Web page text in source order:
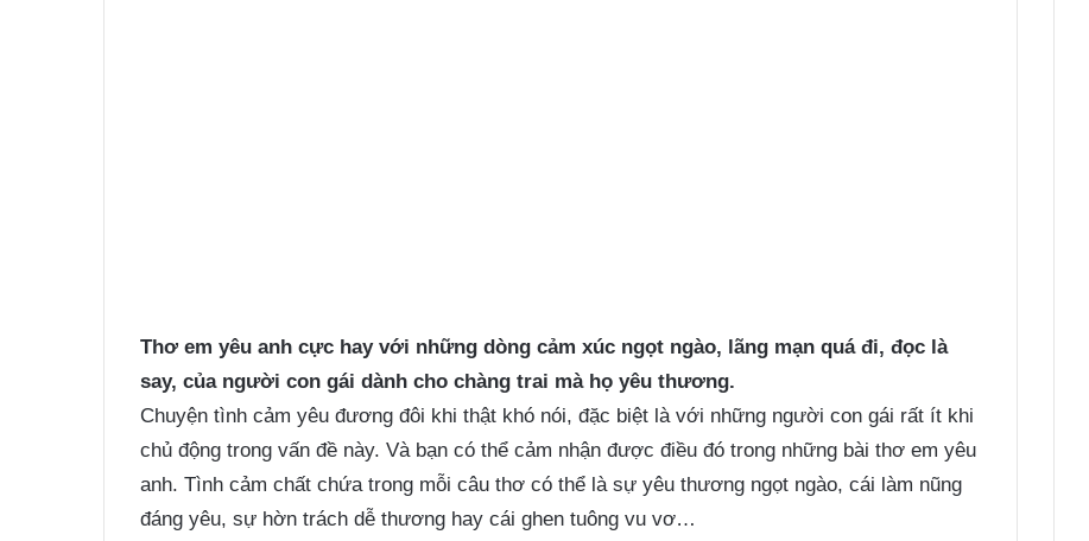
Thơ em yêu anh cực hay với những dòng cảm xúc ngọt ngào, lãng mạn quá đi, đọc là
say, của người con gái dành cho chàng trai mà họ yêu thương.
Chuyện tình cảm yêu đương đôi khi thật khó nói, đặc biệt là với những người con gái rất ít khi
chủ động trong vấn đề này. Và bạn có thể cảm nhận được điều đó trong những bài thơ em yêu
anh. Tình cảm chất chứa trong mỗi câu thơ có thể là sự yêu thương ngọt ngào, cái làm nũng
đáng yêu, sự hờn trách dễ thương hay cái ghen tuông vu vơ…